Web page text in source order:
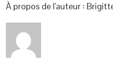
À propos de l'auteur :